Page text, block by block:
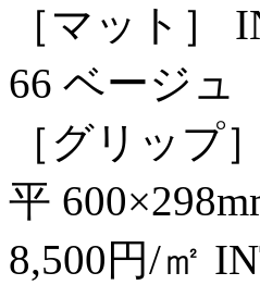
［マット］
66 ベージュ
［グリップ
平
8,500円/㎡